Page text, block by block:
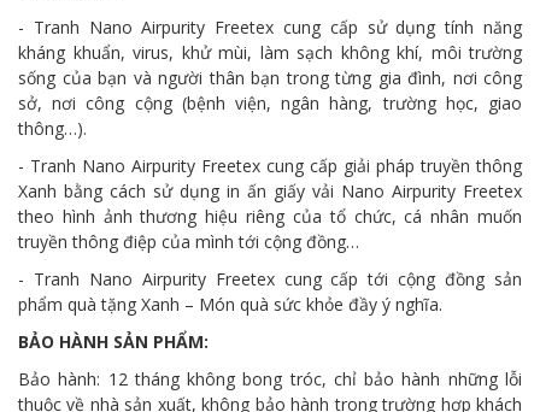
- Tranh Nano Airpurity Freetex cung cấp sử dụng tính năng
kháng khuẩn, virus, khử mùi, làm sạch không khí, môi trường
sống của bạn và người thân bạn trong từng gia đình, nơi công
sở, nơi công cộng (bệnh viện, ngân hàng, trường học, giao
thông…).
- Tranh Nano Airpurity Freetex cung cấp giải pháp truyền thông
Xanh bằng cách sử dụng in ấn giấy vải Nano Airpurity Freetex
theo hình ảnh thương hiệu riêng của tổ chức, cá nhân muốn
truyền thông điệp của mình tới cộng đồng…
- Tranh Nano Airpurity Freetex cung cấp tới cộng đồng sản
phẩm quà tặng Xanh – Món quà sức khỏe đầy ý nghĩa.
BẢO HÀNH SẢN PHẨM:
Bảo hành: 12 tháng không bong tróc, chỉ bảo hành những lỗi
thuộc về nhà sản xuất, không bảo hành trong trường hợp khách